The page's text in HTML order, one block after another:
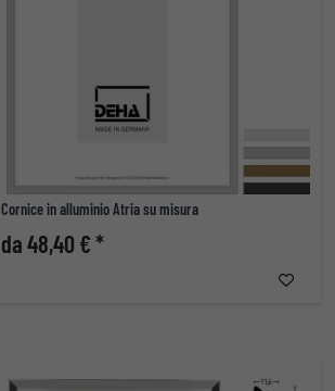
Cornice in alluminio Atria su misura
da 48,40 € *